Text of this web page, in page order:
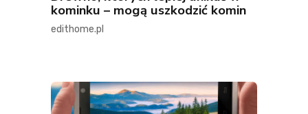
kominku – mogą uszkodzić komin
edithome.pl